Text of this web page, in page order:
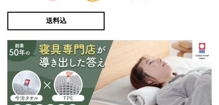
送料込